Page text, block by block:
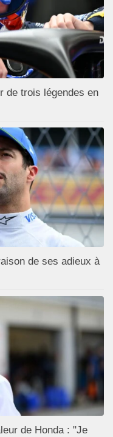
de trois légendes en
de ses adieux à
de Honda : "Je